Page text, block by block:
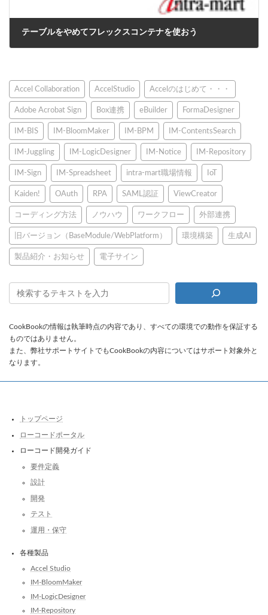
テーブルをやめてフレックスコンテナを使おう
Accel Collaboration AccelStudio Accelのはじめて・・・
Adobe Acrobat Sign Box連携 eBuilder FormaDesigner
IM-BIS IM-BloomMaker IM-BPM IM-ContentsSearch
IM-Juggling IM-LogicDesigner IM-Notice IM-Repository
IM-Sign IM-Spreadsheet intra-mart職場情報 IoT
Kaiden! OAuth RPA SAML認証 ViewCreator
コーディング方法 ノウハウ ワークフロー 外部連携
旧バージョン（BaseModule/WebPlatform） 環境構築 生成AI
製品紹介・お知らせ 電子サイン
CookBookの情報は執筆時点の内容であり、すべての環境での動作を保証する
ものではありません。
また、弊社サポートサイトでもCookBookの内容についてはサポート対象外と
なります。
トップページ
ローコードポータル
ローコード開発ガイド
要件定義
設計
開発
テスト
運用・保守
各種製品
Accel Studio
IM-BloomMaker
IM-LogicDesigner
IM-Repository